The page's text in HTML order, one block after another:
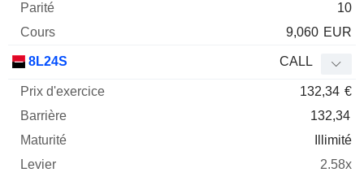
10
9,060 EUR
8L24S CALL
132,34 €
132,34
Illimité
2.58x